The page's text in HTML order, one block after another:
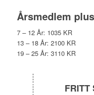
Årsmedlem
7 – 12 År: 1035 KR
13 – 18 År: 2100 KR
19 – 25 År: 3110 KR
FRITT